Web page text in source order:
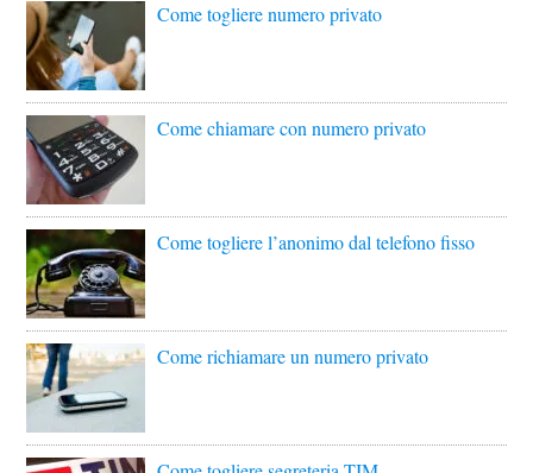
Come togliere numero privato
Come chiamare con numero privato
Come togliere l’anonimo dal telefono fisso
Come richiamare un numero privato